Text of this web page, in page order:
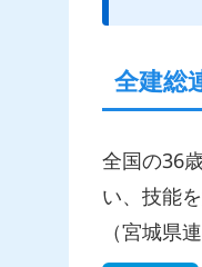
全建総
全国の36
い、技能
（宮城県